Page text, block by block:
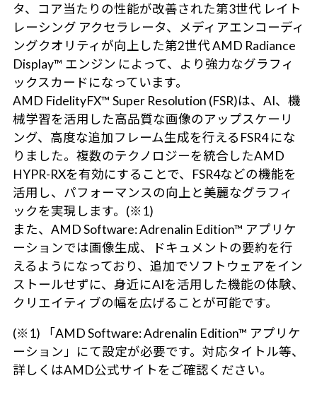
タ、コア当たりの性能が改善された第3世代 レイト
レーシング アクセラレータ、メディアエンコーディ
ングクオリティが向上した第2世代 AMD Radiance
Display™ エンジン によって、より強力なグラフィ
ックスカードになっています。
AMD FidelityFX™ Super Resolution (FSR)は、AI、機
械学習を活用した高品質な画像のアップスケーリ
ング、高度な追加フレーム生成を行えるFSR4 にな
りました。複数のテクノロジーを統合したAMD
HYPR-RXを有効にすることで、FSR4などの機能を
活用し、パフォーマンスの向上と美麗なグラフィ
ックを実現します。(※1)
また、AMD Software: Adrenalin Edition™ アプリケ
ーションでは画像生成、ドキュメントの要約を行
えるようになっており、追加でソフトウェアをイン
ストールせずに、身近にAIを活用した機能の体験、
クリエイティブの幅を広げることが可能です。
(※1) 「AMD Software: Adrenalin Edition™ アプリケ
ーション」にて設定が必要です。対応タイトル等、
詳しくはAMD公式サイトをご確認ください。